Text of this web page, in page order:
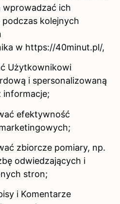
wprowadzać ich
kolejnych
w https://40minut.pl/,
Użytkownikowi
i spersonalizowaną
informacje;
efektywność
zbiorcze pomiary, np.
odwiedzających i
stron;
i Komentarze